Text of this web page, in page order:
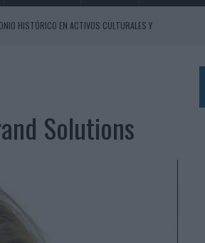
HISTÓRICO EN ACTIVOS CULTURALES Y
SON DOS CARAS DE LA MISMA
CAPAZ
Solutions